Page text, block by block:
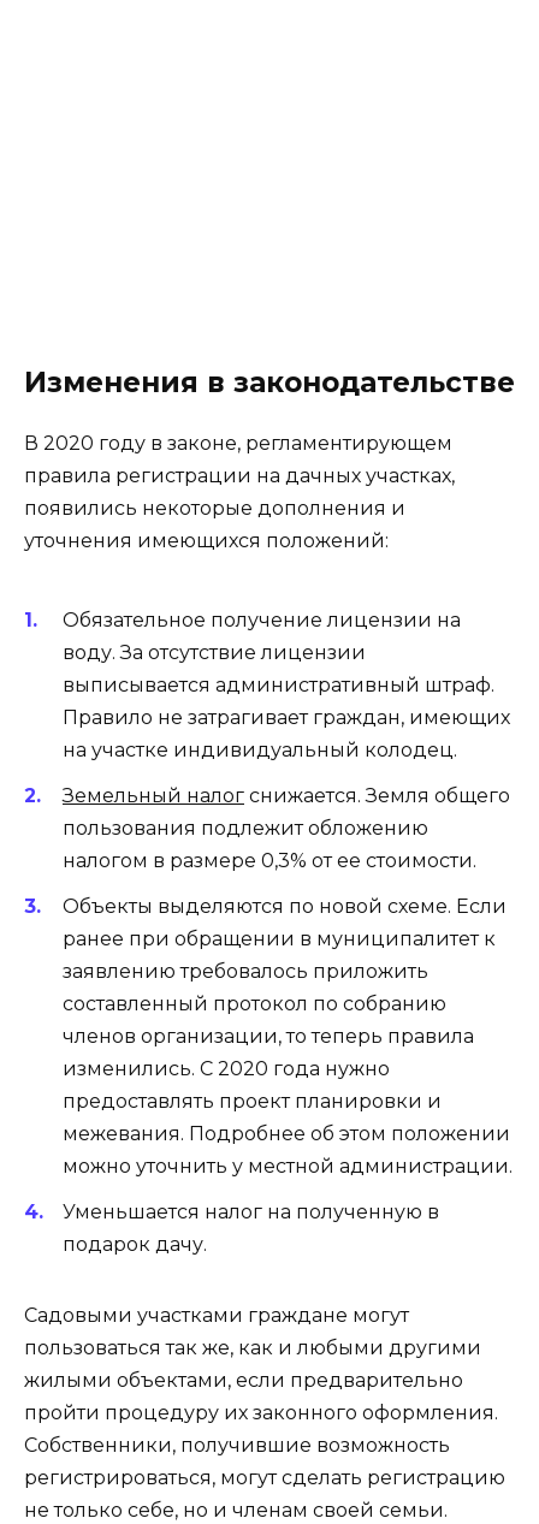
Изменения в законодательстве
В 2020 году в законе, регламентирующем
правила регистрации на дачных участках,
появились некоторые дополнения и
уточнения имеющихся положений:
Обязательное получение лицензии на
воду. За отсутствие лицензии
выписывается административный штраф.
Правило не затрагивает граждан, имеющих
на участке индивидуальный колодец.
Земельный налог снижается. Земля общего
пользования подлежит обложению
налогом в размере 0,3% от ее стоимости.
Объекты выделяются по новой схеме. Если
ранее при обращении в муниципалитет к
заявлению требовалось приложить
составленный протокол по собранию
членов организации, то теперь правила
изменились. С 2020 года нужно
предоставлять проект планировки и
межевания. Подробнее об этом положении
можно уточнить у местной администрации.
Уменьшается налог на полученную в
подарок дачу.
Садовыми участками граждане могут
пользоваться так же, как и любыми другими
жилыми объектами, если предварительно
пройти процедуру их законного оформления.
Собственники, получившие возможность
регистрироваться, могут сделать регистрацию
не только себе, но и членам своей семьи.